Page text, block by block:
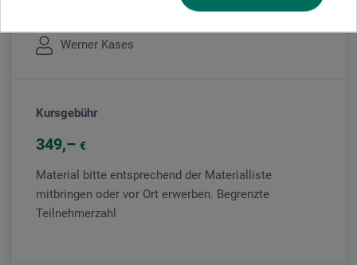
Werner Kases
Kursgebühr
349 €
Material bitte entsprechend der Materialliste
mitbringen oder vor Ort erwerben. Begrenzte
Teilnehmerzahl